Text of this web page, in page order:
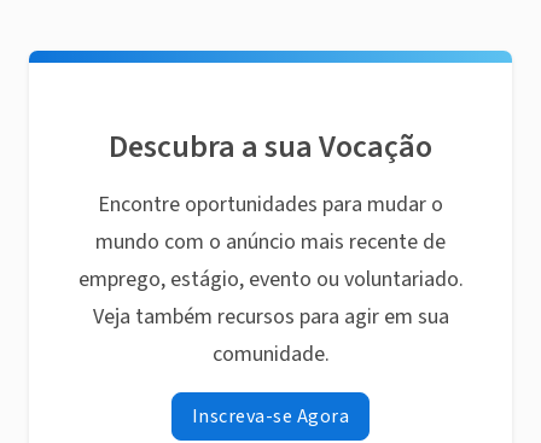
Descubra a sua Vocação
Encontre oportunidades para mudar o
mundo com o anúncio mais recente de
emprego, estágio, evento ou voluntariado.
Veja também recursos para agir em sua
comunidade.
Inscreva-se Agora